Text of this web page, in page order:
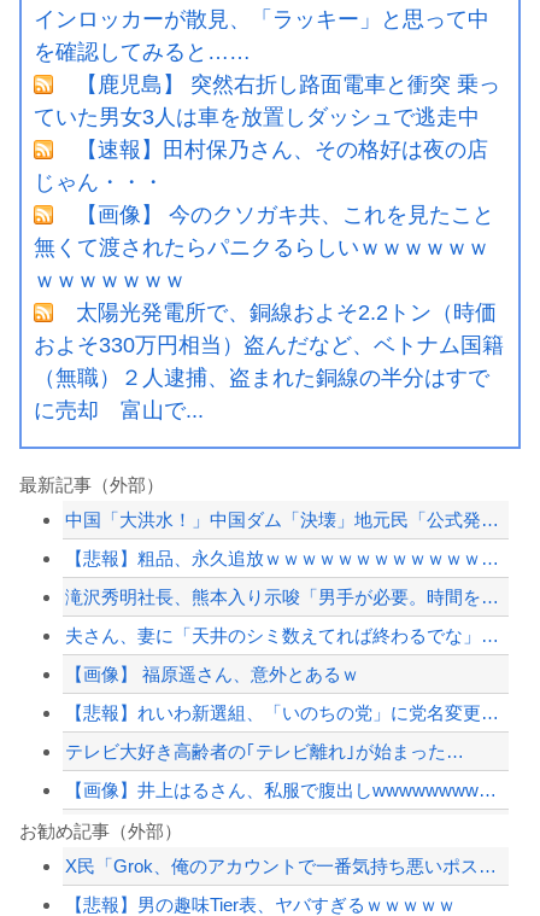
インロッカーが散見、「ラッキー」と思って中
を確認してみると……
【鹿児島】 突然右折し路面電車と衝突 乗っ
ていた男女3人は車を放置しダッシュで逃走中
【速報】田村保乃さん、その格好は夜の店
じゃん・・・
【画像】 今のクソガキ共、これを見たこと
無くて渡されたらパニクるらしいｗｗｗｗｗｗ
ｗｗｗｗｗｗｗ
太陽光発電所で、銅線およそ2.2トン（時価
およそ330万円相当）盗んだなど、ベトナム国籍
（無職）２人逮捕、盗まれた銅線の半分はすで
に売却 富山で...
最新記事（外部）
中国「大洪水！」中国ダム「決壊」地元民「公式発表より死者多い！」中国政府「住民拘...
【悲報】粗品、永久追放ｗｗｗｗｗｗｗｗｗｗｗｗｗｗｗ（証拠あり）
滝沢秀明社長、熊本入り示唆「男手が必要。時間を見つけて行きたい」
夫さん、妻に「天井のシミ数えてれば終わるでな」と押し倒されて性行為 → 凄いこと...
【画像】 福原遥さん、意外とあるｗ
【悲報】れいわ新選組、「いのちの党」に党名変更 ゴルゴ松本に「党首は決まり」の声
テレビ大好き高齢者の｢テレビ離れ｣が始まった…
【画像】井上はるさん、私服で腹出しwwwwwwwwwwwwwwwwwwwwwww...
【速報】江別大学生暴行死 “主犯格”の特定少年・川口侑斗被告に「無期懲役」の判決...
お勧め記事（外部）
X民「Grok、俺のアカウントで一番気持ち悪いポストを教えて」→超火力の回答に完...
【悲報】男の趣味Tier表、ヤバすぎるｗｗｗｗｗ